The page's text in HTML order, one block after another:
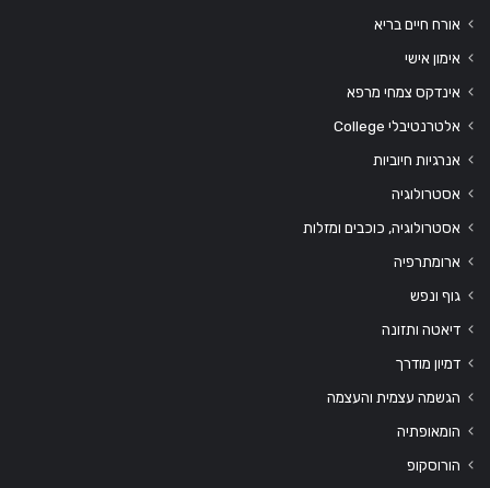
אורח חיים בריא
אימון אישי
אינדקס צמחי מרפא
אלטרנטיבלי College
אנרגיות חיוביות
אסטרולוגיה
אסטרולוגיה, כוכבים ומזלות
ארומתרפיה
גוף ונפש
דיאטה ותזונה
דמיון מודרך
הגשמה עצמית והעצמה
הומאופתיה
הורוסקופ